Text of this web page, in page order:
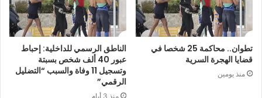
تطوان.. محاكمة 25 شخصا في
قضايا الهجرة السرية
منذ يومين
الناطق الرسمي للداخلية: إحباط
عبور 40 ألف شخص بسبتة
وتسجيل 11 وفاة والسبب “التضليل
الرقمي”
منذ 3 أيام